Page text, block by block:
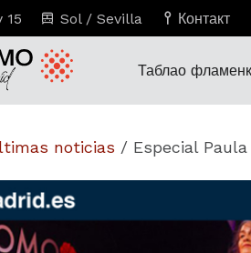
15 Sol / Sevilla Контакт
Таблао
noticias / Especial